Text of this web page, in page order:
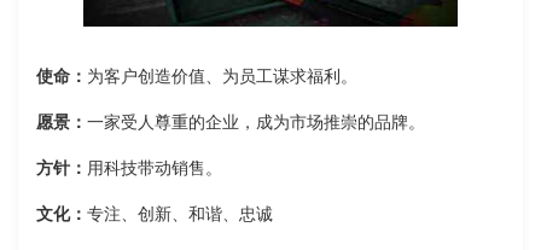
使命： 为客户创造价值、为员工谋求福利。
愿景： 一家受人尊重的企业，成为市场推崇的品牌。
方针： 用科技带动销售。
文化： 专注、创新、和谐、忠诚